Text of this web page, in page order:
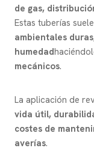
de gas,
Estas tuberías
ambientales
humedad
mecánicos.
La aplicación de
vida útil,
costes de
averías.